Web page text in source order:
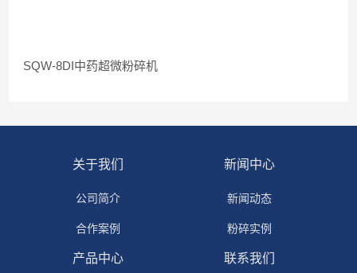
SQW-8DI中药超微粉碎机
关于我们
公司简介
合作案例
新闻中心
新闻动态
粉碎实例
产品中心 联系我们